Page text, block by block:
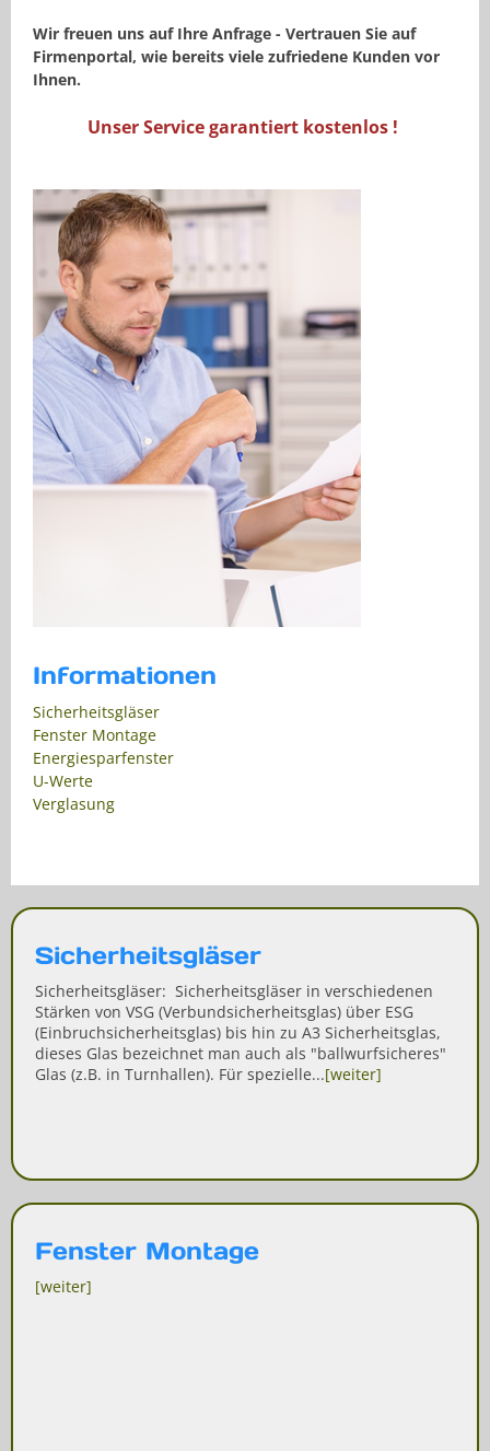
Wir freuen uns auf Ihre Anfrage - Vertrauen Sie auf
Firmenportal, wie bereits viele zufriedene Kunden vor
Ihnen.
Unser Service garantiert kostenlos !
Informationen
Sicherheitsgläser
Fenster Montage
Energiesparfenster
U-Werte
Verglasung
Sicherheitsgläser
Sicherheitsgläser: Sicherheitsgläser in verschiedenen
Stärken von VSG (Verbundsicherheitsglas) über ESG
(Einbruchsicherheitsglas) bis hin zu A3 Sicherheitsglas,
dieses Glas bezeichnet man auch als "ballwurfsicheres"
Glas (z.B. in Turnhallen). Für spezielle...[weiter]
Fenster Montage
[weiter]